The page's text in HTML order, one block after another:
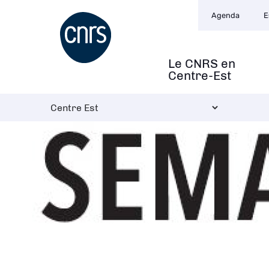
Navigation
Le CNRS en
Centre-Est
secondaire
Agenda